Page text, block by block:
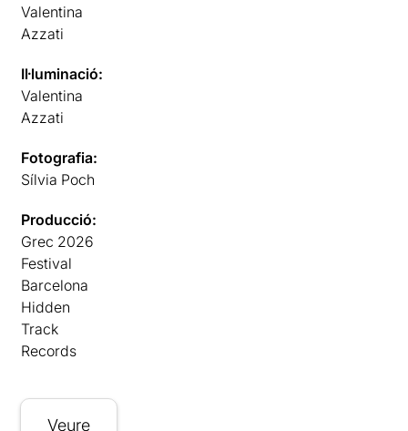
Valentina
Azzati
Il·luminació:
Valentina
Azzati
Fotografia:
Sílvia Poch
Producció:
Grec 2026
Festival
Barcelona
Hidden
Track
Records
Veure